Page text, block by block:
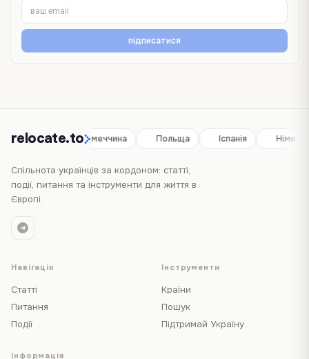
підписатися
relocate.to
Іспанія Німеччина Польща Іспанія
Спільнота українців за кордоном: статті,
події, питання та інструменти для життя в
Європі.
Навігація
Статті
Питання
Події
Інструменти
Країни
Пошук
Підтримай Україну
Інформація